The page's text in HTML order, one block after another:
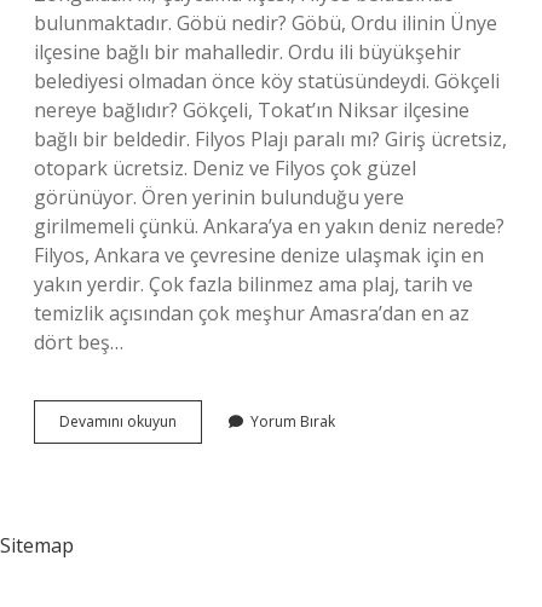
bulunmaktadır. Göbü nedir? Göbü, Ordu ilinin Ünye
ilçesine bağlı bir mahalledir. Ordu ili büyükşehir
belediyesi olmadan önce köy statüsündeydi. Gökçeli
nereye bağlıdır? Gökçeli, Tokat’ın Niksar ilçesine
bağlı bir beldedir. Filyos Plajı paralı mı? Giriş ücretsiz,
otopark ücretsiz. Deniz ve Filyos çok güzel
görünüyor. Ören yerinin bulunduğu yere
girilmemeli çünkü. Ankara’ya en yakın deniz nerede?
Filyos, Ankara ve çevresine denize ulaşmak için en
yakın yerdir. Çok fazla bilinmez ama plaj, tarih ve
temizlik açısından çok meşhur Amasra’dan en az
dört beş…
Devamını okuyun
Plajı
Yorum Bırak
Sitemap